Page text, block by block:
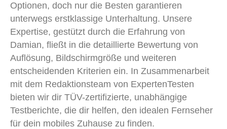
Optionen, doch nur die Besten garantieren
unterwegs erstklassige Unterhaltung. Unsere
Expertise, gestützt durch die Erfahrung von
Damian, fließt in die detaillierte Bewertung von
Auflösung, Bildschirmgröße und weiteren
entscheidenden Kriterien ein. In Zusammenarbeit
mit dem Redaktionsteam von ExpertenTesten
bieten wir dir TÜV-zertifizierte, unabhängige
Testberichte, die dir helfen, den idealen Fernseher
für dein mobiles Zuhause zu finden.